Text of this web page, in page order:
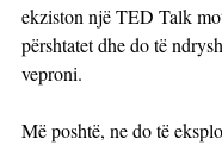
ekziston një TED Talk
përshtatet dhe do të
veproni.
Më poshtë, ne do të